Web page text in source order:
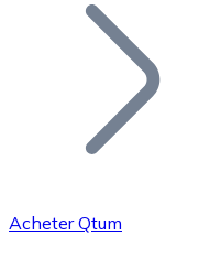
Ajoutez le token
Acheter Qtum